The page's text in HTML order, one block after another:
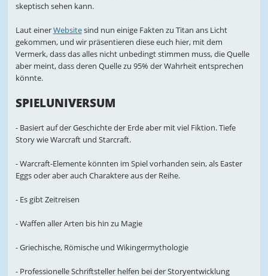
skeptisch sehen kann.
Laut einerWebsitesind nun einige Fakten zu Titan ans Licht
gekommen, und wir präsentieren diese euch hier, mit dem
Vermerk, dass das alles nicht unbedingt stimmen muss, die Quelle
aber meint, dass deren Quelle zu 95% der Wahrheit entsprechen
könnte.
SPIELUNIVERSUM
- Basiert auf der Geschichte der Erde aber mit viel Fiktion. Tiefe
Story wie Warcraft und Starcraft.
- Warcraft-Elemente könnten im Spiel vorhanden sein, als Easter
Eggs oder aber auch Charaktere aus der Reihe.
- Es gibt Zeitreisen
- Waffen aller Arten bis hin zu Magie
- Griechische, Römische und Wikingermythologie
- Professionelle Schriftsteller helfen bei der Storyentwicklung